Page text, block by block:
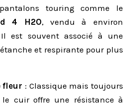
touring comme le
4 H2O, vendu à environ
est souvent associé à une
et respirante pour plus
fleur : Classique mais toujours
le cuir offre une résistance à